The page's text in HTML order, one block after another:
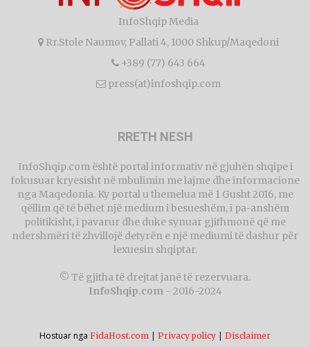
InfoShqip Media
Rr.Stole Naumov, Pallati 4, 1000 Shkup/Maqedoni
+389 (77) 643 664
press(at)infoshqip.com
RRETH NESH
InfoShqip.com është portal informativ në gjuhën shqipe i
fokusuar kryesisht në mbulimin me lajme dhe informacione
nga Maqedonia. Ky portal u themelua më 1 Gusht 2016, me
qëllim që të bëhet një medium i besueshëm, i pa-anshëm
politikisht, i pavarur dhe duke synuar gjithmonë që me
ndershmëri të zhvillojë detyrën e një mediumi të dashur për
lexuesin shqiptar.
© Të gjitha të drejtat janë të rezervuara.
InfoShqip.com- 2016-2024
Hostuar nga FidaHost.com | Privacy policy | Disclaimer